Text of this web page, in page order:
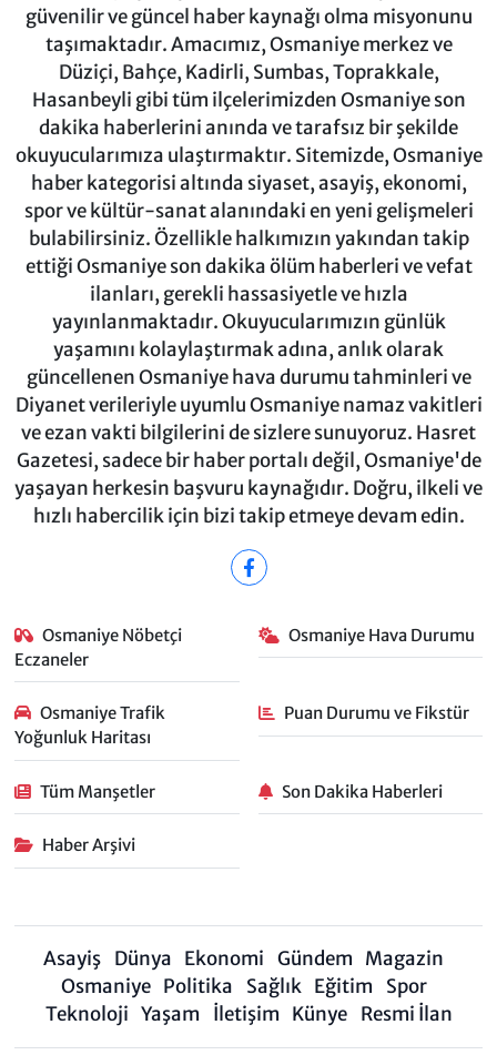
güvenilir ve güncel haber kaynağı olma misyonunu
taşımaktadır. Amacımız, Osmaniye merkez ve
Düziçi, Bahçe, Kadirli, Sumbas, Toprakkale,
Hasanbeyli gibi tüm ilçelerimizden Osmaniye son
dakika haberlerini anında ve tarafsız bir şekilde
okuyucularımıza ulaştırmaktır. Sitemizde, Osmaniye
haber kategorisi altında siyaset, asayiş, ekonomi,
spor ve kültür-sanat alanındaki en yeni gelişmeleri
bulabilirsiniz. Özellikle halkımızın yakından takip
ettiği Osmaniye son dakika ölüm haberleri ve vefat
ilanları, gerekli hassasiyetle ve hızla
yayınlanmaktadır. Okuyucularımızın günlük
yaşamını kolaylaştırmak adına, anlık olarak
güncellenen Osmaniye hava durumu tahminleri ve
Diyanet verileriyle uyumlu Osmaniye namaz vakitleri
ve ezan vakti bilgilerini de sizlere sunuyoruz. Hasret
Gazetesi, sadece bir haber portalı değil, Osmaniye'de
yaşayan herkesin başvuru kaynağıdır. Doğru, ilkeli ve
hızlı habercilik için bizi takip etmeye devam edin.
Osmaniye Nöbetçi
Eczaneler
Osmaniye Hava Durumu
Osmaniye Trafik
Yoğunluk Haritası
Puan Durumu ve Fikstür
Tüm Manşetler Son Dakika Haberleri
Haber Arşivi
Asayiş Dünya Ekonomi Gündem Magazin
Osmaniye Politika Sağlık Eğitim
Spor
Teknoloji Yaşam İletişim Künye Resmi İlan